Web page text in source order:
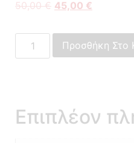
50,00€ 45,00 €
Προσθήκη Στο
Επιπλέον